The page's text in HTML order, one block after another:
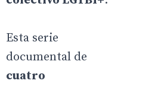
Esta serie
documental de
cuatro